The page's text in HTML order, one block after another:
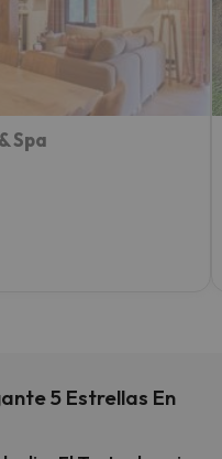
Spa
5 Estrellas En